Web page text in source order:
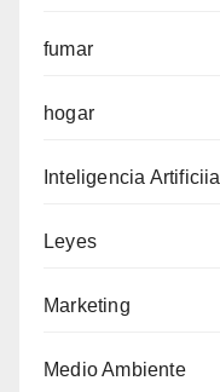
fumar
hogar
Inteligencia Artificiial
Leyes
Marketing
Medio Ambiente